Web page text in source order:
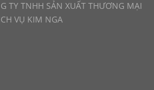
TY TNHH SẢN XUẤT THƯƠNG MẠI
VỤ KIM NGA